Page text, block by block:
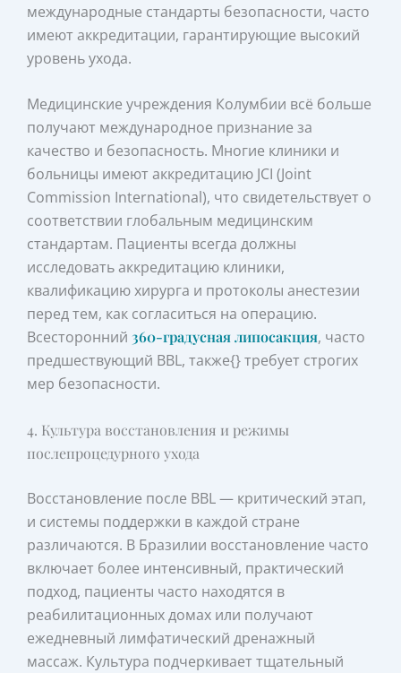
международные стандарты безопасности, часто
имеют аккредитации, гарантирующие высокий
уровень ухода.
Медицинские учреждения Колумбии всё больше
получают международное признание за
качество и безопасность. Многие клиники и
больницы имеют аккредитацию JCI (Joint
Commission International), что свидетельствует о
соответствии глобальным медицинским
стандартам. Пациенты всегда должны
исследовать аккредитацию клиники,
квалификацию хирурга и протоколы анестезии
перед тем, как согласиться на операцию.
Всесторонний360-градусная липосакция, часто
предшествующий BBL, также{} требует строгих
мер безопасности.
4. Культура восстановления и режимы
послепроцедурного ухода
Восстановление после BBL — критический этап,
и системы поддержки в каждой стране
различаются. В Бразилии восстановление часто
включает более интенсивный, практический
подход, пациенты часто находятся в
реабилитационных домах или получают
ежедневный лимфатический дренажный
массаж. Культура подчеркивает тщательный